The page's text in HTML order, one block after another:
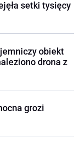
setki tysięcy
obiekt
drona z
grozi